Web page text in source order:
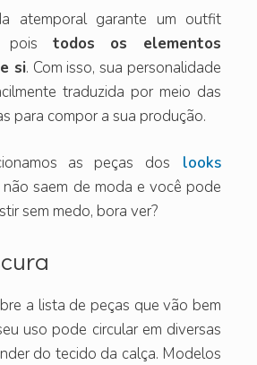
atemporal garante um outfit
pois todos os elementos
si. Com isso, sua personalidade
traduzida por meio das
para compor a sua produção.
as peças dos
looks
não saem de moda e você pode
sem medo, bora ver?
a lista de peças que vão bem
uso pode circular em diversas
do tecido da calça. Modelos